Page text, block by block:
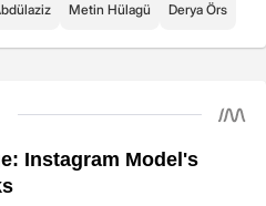
Metin Hülagü Derya Örs